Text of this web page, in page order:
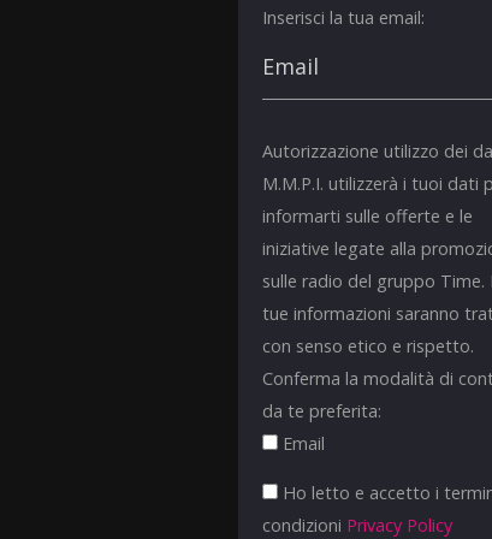
Inserisci la tua email:
Autorizzazione utilizzo dei
M.M.P.I. utilizzerà i tuoi dati
informarti sulle offerte e le
iniziative legate alla
sulle radio del gruppo Time.
tue informazioni saranno
con senso etico e rispetto.
Conferma la modalità di
da te preferita:
Email
Ho letto e accetto i
condizioni Privacy Policy